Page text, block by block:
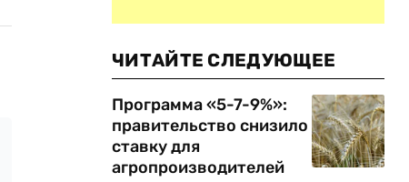
ЧИТАЙТЕ СЛЕДУЮЩЕЕ
Программа «5-7-9%»:
правительство снизило
ставку для
агропроизводителей